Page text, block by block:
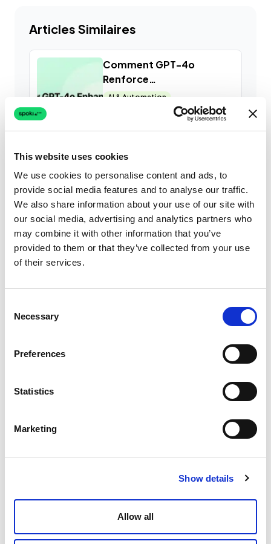
This website uses cookies
We use cookies to personalise content and ads, to
provide social media features and to analyse our traffic.
We also share information about your use of our site with
our social media, advertising and analytics partners who
may combine it with other information that you’ve
provided to them or that they’ve collected from your use
of their services.
Selection
Necessary
Preferences
Statistics
Marketing
Show details
Allow all
Articles Similaires
Comment GPT-4o
Renforce
l’Automatisation sur
AI & Automation
Customer Experience
Comment l’intelligence
artificielle révolutionne les
ventes
AI & Automation
GDPR & Privacy
Lire la suite